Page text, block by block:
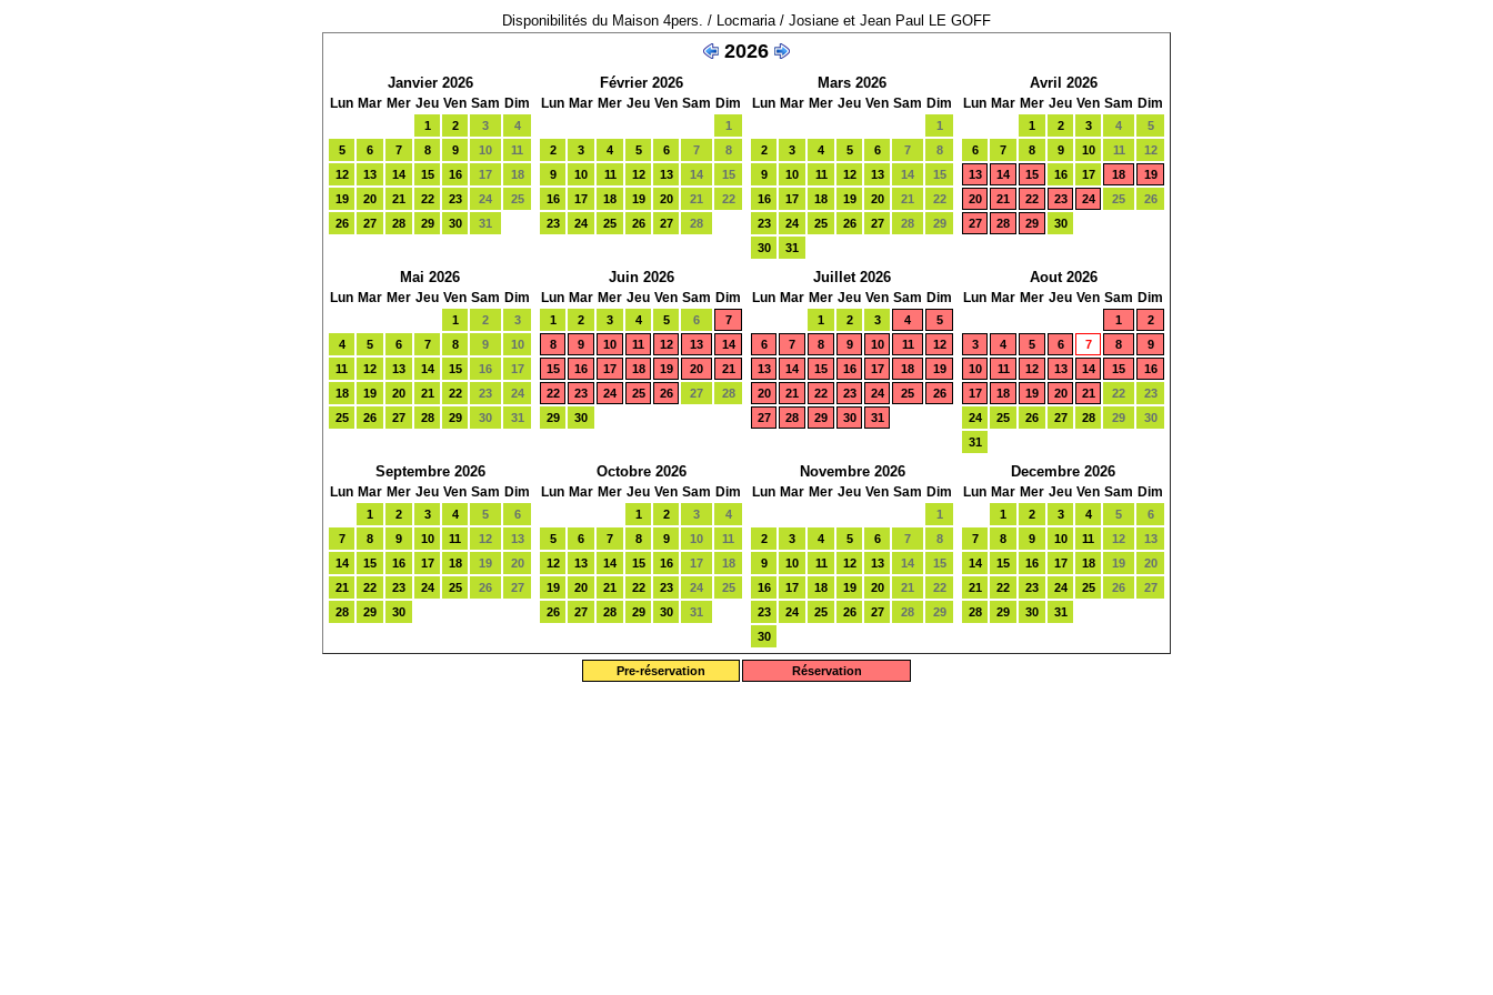
Disponibilités du Maison 4pers. / Locmaria / Josiane et Jean Paul LE GOFF
2026
Janvier 2026
Lun Mar Mer Jeu Ven Sam Dim
1 2 3
4
5
6 7 8 9 10
11
12
13 14 15 16 17
18
19
20 21 22 23 24
25
26
27 28 29 30 31
Février 2026
Lun Mar Mer Jeu Ven Sam Dim
1
2
3 4 5 6 7
8
9
10 11 12 13 14
15
16
17 18 19 20 21
22
23
24 25 26 27 28
Mars 2026
Lun Mar Mer Jeu Ven Sam Dim
1
2
3 4 5 6 7
8
9
10 11 12 13 14
15
16
17 18 19 20 21
22
23
24 25 26 27 28
29
30
31
Avril 2026
Lun Mar Mer Jeu Ven Sam Dim
1 2 3 4
5
6
7 8 9 10 11
12
13
14 15 16 17 18
19
20
21 22 23 24 25
26
27
28 29 30
Mai 2026
Lun Mar Mer Jeu Ven Sam Dim
1 2
3
4
5 6 7 8 9
10
11
12 13 14 15 16
17
18
19 20 21 22 23
24
25
26 27 28 29 30 31
Juin 2026
Lun Mar Mer Jeu Ven Sam Dim
1 2 3 4 5 6
7
8
9 10 11 12 13
14
15
16 17 18 19 20
21
22
23 24 25 26 27
28
29
30
Juillet 2026
Lun Mar Mer Jeu Ven Sam Dim
1 2 3 4
5
6
7 8 9 10 11
12
13
14 15 16 17 18
19
20
21 22 23 24 25
26
27
28 29 30 31
Aout 2026
Lun Mar Mer Jeu Ven Sam Dim
1
2
3
4 5 6 7 8
9
10
11 12 13 14 15
16
17
18 19 20 21 22
23
24
25 26 27 28 29
30
31
Septembre 2026
Lun Mar Mer Jeu Ven Sam Dim
1 2 3 4 5
6
7
8 9 10 11 12
13
14
15 16 17 18 19
20
21
22 23 24 25 26
27
28
29 30
Octobre 2026
Lun Mar Mer Jeu Ven Sam Dim
1 2 3
4
5
6 7 8 9 10
11
12
13 14 15 16 17
18
19
20 21 22 23 24
25
26
27 28 29 30 31
Novembre 2026
Lun Mar Mer Jeu Ven Sam Dim
1
2
3 4 5 6 7
8
9
10 11 12 13 14
15
16
17 18 19 20 21
22
23
24 25 26 27 28
29
30
Decembre 2026
Lun Mar Mer Jeu Ven Sam Dim
1 2 3 4 5
6
7
8 9 10 11 12
13
14
15 16 17 18 19
20
21
22 23 24 25 26
27
28
29 30 31
Pre-réservation Réservation